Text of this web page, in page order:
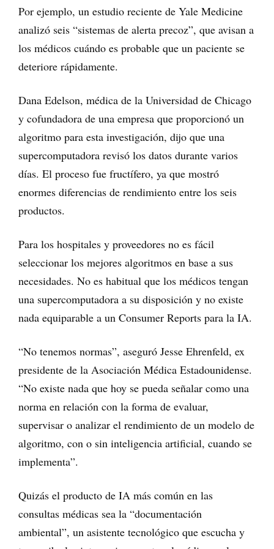
Por ejemplo, un estudio reciente de Yale Medicine
analizó seis “sistemas de alerta precoz”, que avisan a
los médicos cuándo es probable que un paciente se
deteriore rápidamente.
Dana Edelson, médica de la Universidad de Chicago
y cofundadora de una empresa que proporcionó un
algoritmo para esta investigación, dijo que una
supercomputadora revisó los datos durante varios
días. El proceso fue fructífero, ya que mostró
enormes diferencias de rendimiento entre los seis
productos.
Para los hospitales y proveedores no es fácil
seleccionar los mejores algoritmos en base a sus
necesidades. No es habitual que los médicos tengan
una supercomputadora a su disposición y no existe
nada equiparable a un Consumer Reports para la IA.
“No tenemos normas”, aseguró Jesse Ehrenfeld, ex
presidente de la Asociación Médica Estadounidense.
“No existe nada que hoy se pueda señalar como una
norma en relación con la forma de evaluar,
supervisar o analizar el rendimiento de un modelo de
algoritmo, con o sin inteligencia artificial, cuando se
implementa”.
Quizás el producto de IA más común en las
consultas médicas sea la “documentación
ambiental”, un asistente tecnológico que escucha y